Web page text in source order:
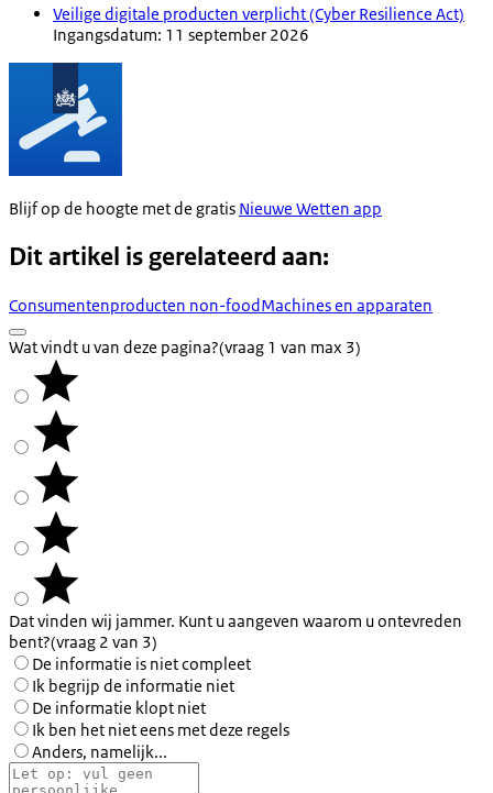
Veilige digitale producten verplicht (Cyber Resilience Act)
Ingangsdatum: 11 september 2026
Blijf op de hoogte met de gratis Nieuwe Wetten app
Dit artikel is gerelateerd aan:
Consumentenproducten non-foodMachines en apparaten
Wat vindt u van deze pagina?(vraag 1 van max 3)
Dat vinden wij jammer. Kunt u aangeven waarom u ontevreden
bent?(vraag 2 van 3)
De informatie is niet compleet
Ik begrijp de informatie niet
De informatie klopt niet
Ik ben het niet eens met deze regels
Anders, namelijk...